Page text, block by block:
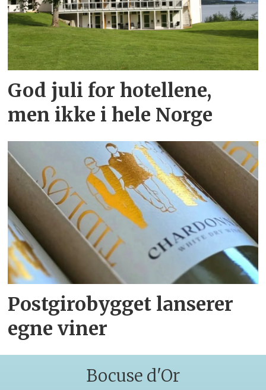
God juli for hotellene,
men ikke i hele Norge
Postgirobygget lanserer
egne viner
Bocuse d'Or